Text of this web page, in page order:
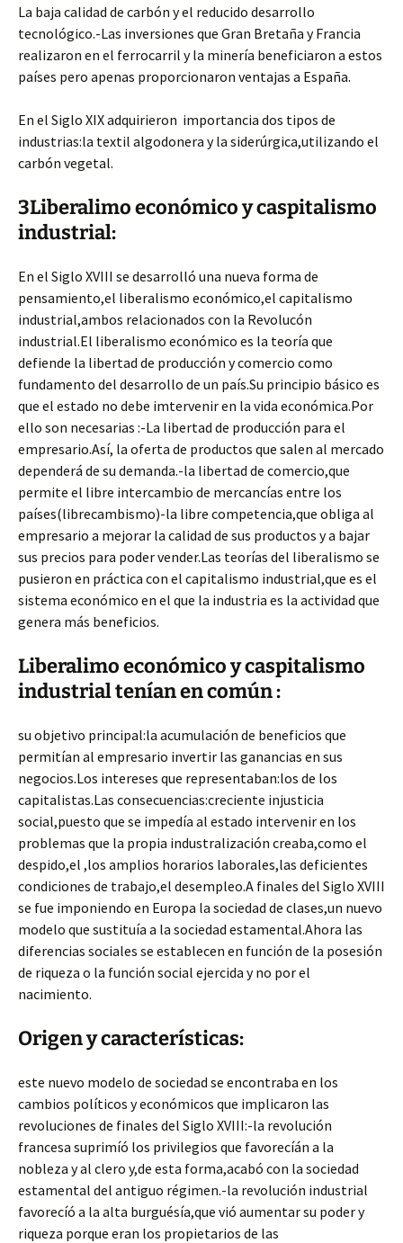
La baja calidad de carbón y el reducido desarrollo
tecnológico.-Las inversiones que Gran Bretaña y Francia
realizaron en el ferrocarril y la minería beneficiaron a estos
países pero apenas proporcionaron ventajas a España.
En el Siglo XIX adquirieron importancia dos tipos de
industrias:la textil algodonera y la siderúrgica,utilizando el
carbón vegetal.
3Liberalimo económico y caspitalismo
industrial:
En el Siglo XVIII se desarrolló una nueva forma de
pensamiento,el liberalismo económico,el capitalismo
industrial,ambos relacionados con la Revolucón
industrial.El liberalismo económico es la teoría que
defiende la libertad de producción y comercio como
fundamento del desarrollo de un país.Su principio básico es
que el estado no debe imtervenir en la vida económica.Por
ello son necesarias :-La libertad de producción para el
empresario.Así, la oferta de productos que salen al mercado
dependerá de su demanda.-la libertad de comercio,que
permite el libre intercambio de mercancías entre los
países(librecambismo)-la libre competencia,que obliga al
empresario a mejorar la calidad de sus productos y a bajar
sus precios para poder vender.Las teorías del liberalismo se
pusieron en práctica con el capitalismo industrial,que es el
sistema económico en el que la industria es la actividad que
genera más beneficios.
Liberalimo económico y caspitalismo
industrial tenían en común :
su objetivo principal:la acumulación de beneficios que
permitían al empresario invertir las ganancias en sus
negocios.Los intereses que representaban:los de los
capitalistas.Las consecuencias:creciente injusticia
social,puesto que se impedía al estado intervenir en los
problemas que la propia industralización creaba,como el
despido,el ,los amplios horarios laborales,las deficientes
condiciones de trabajo,el desempleo.A finales del Siglo XVIII
se fue imponiendo en Europa la sociedad de clases,un nuevo
modelo que sustituía a la sociedad estamental.Ahora las
diferencias sociales se establecen en función de la posesión
de riqueza o la función social ejercida y no por el
nacimiento.
Origen y características:
este nuevo modelo de sociedad se encontraba en los
cambios políticos y económicos que implicaron las
revoluciones de finales del Siglo XVIII:-la revolución
francesa suprimíó los privilegios que favorecíán a la
nobleza y al clero y,de esta forma,acabó con la sociedad
estamental del antiguo régimen.-la revolución industrial
favorecíó a la alta burguésía,que vió aumentar su poder y
riqueza porque eran los propietarios de las